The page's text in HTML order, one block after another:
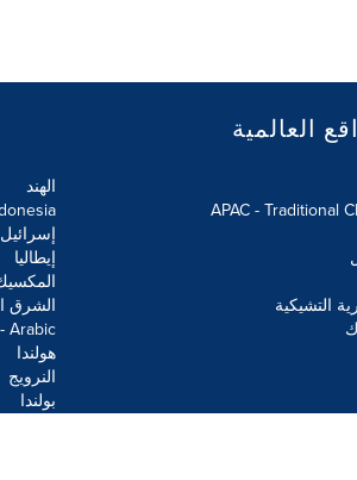
العالمية
APAC - Traditional
التشيكية
الهند
إسرائيل
إيطاليا
الشرق
Arabic
هولندا
النرويج
بولندا